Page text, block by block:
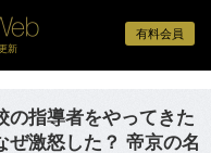
有料会員
新
の指導者をやってきた
ぜ激怒した？ 帝京の名